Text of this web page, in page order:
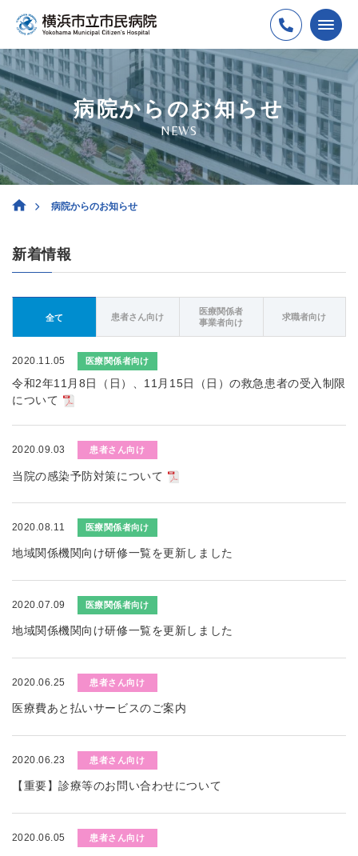
病院からのお知らせ
NEWS
病院からのお知らせ
新着情報
全て 患者さん向け
医療関係者
事業者向け
求職者向け
2020.11.05 医療関係者向け
令和2年11月8日（日）、11月15日（日）の救急患者の受入制限
について
2020.09.03 患者さん向け
当院の感染予防対策について
2020.08.11 医療関係者向け
地域関係機関向け研修一覧を更新しました
2020.07.09 医療関係者向け
地域関係機関向け研修一覧を更新しました
2020.06.25 患者さん向け
医療費あと払いサービスのご案内
2020.06.23 患者さん向け
【重要】診療等のお問い合わせについて
2020.06.05 患者さん向け